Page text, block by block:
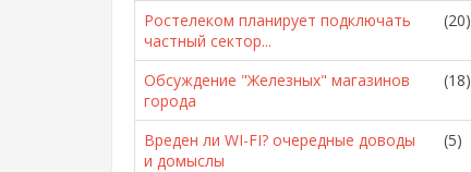
Ростелеком планирует подключать
частный сектор...
(20)
Обсуждение "Железных" магазинов
города
(18)
Вреден ли WI-FI? очередные доводы
и домыслы
(5)